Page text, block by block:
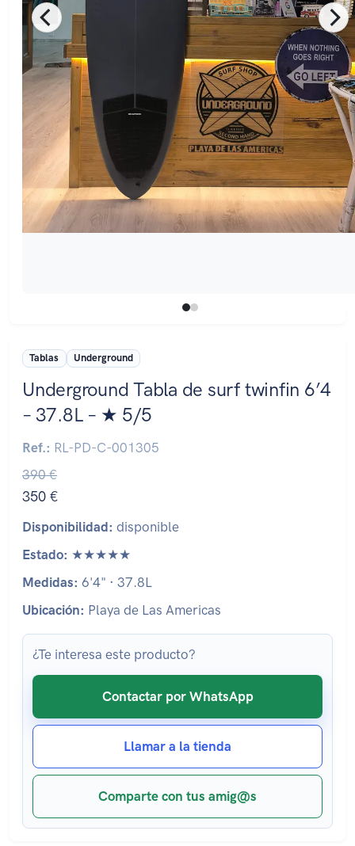
Tablas Underground
Underground Tabla de surf twinfin 6’4
– 37.8L – ★ 5/5
Ref.: RL-PD-C-001305
390 €
350 €
Disponibilidad: disponible
Estado: ★★★★★
Medidas: 6'4" · 37.8L
Ubicación: Playa de Las Americas
¿Te interesa este producto?
Contactar por WhatsApp
Llamar a la tienda
Comparte con tus amig@s